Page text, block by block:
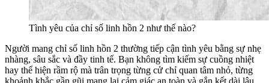
Tình yêu của chỉ số linh hồn 2 như thế nào?
Người mang chỉ số linh hồn 2 thường tiếp cận tình yêu bằng sự nhẹ
nhàng, sâu sắc và đầy tinh tế. Bạn không tìm kiếm sự cuồng nhiệt
hay thể hiện rầm rộ mà trân trọng từng cử chỉ quan tâm nhỏ, từng